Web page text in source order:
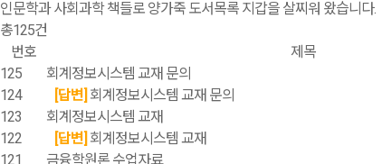
인문학과 사회과학 책들로 양가죽 도서목록 지갑을 살찌워 왔습니다.
총125건
번호
제목
125
회계정보시스템 교재 문의
124
[답변] 회계정보시스템 교재 문의
123
회계정보시스템 교재
122
[답변] 회계정보시스템 교재
121
금융학원론 수업자료